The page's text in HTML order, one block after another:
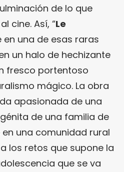
de lo que
cine. Así, “Le
en una de esas raras
un halo de hechizante
fresco portentoso
mágico. La obra
apasionada de una
de una familia de
una comunidad rural
los retos que supone la
que se va